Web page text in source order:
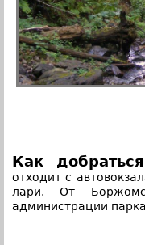
Как добраться
отходит с
лари. От
администрации